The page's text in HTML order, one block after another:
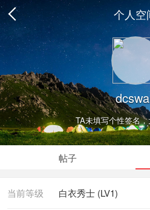
个人空
TA未填写个性签名
帖子
当前等级 白衣秀士 (LV1)